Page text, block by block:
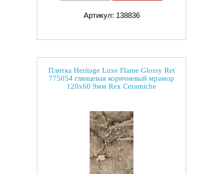
Артикул: 138836
Плитка Heritage Luxe Flame Glossy Ret
775054 глянцевая коричневый мрамор
120x60 9мм Rex Ceramiche